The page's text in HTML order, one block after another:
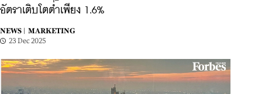
อัตราเติบโตต่ำเพียง 1.6%
NEWS |
MARKETING
23 Dec 2025